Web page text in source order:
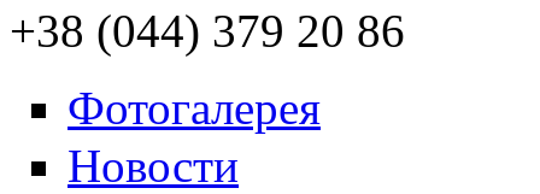
+38 (044) 379 20 86
Фотогалерея
Новости